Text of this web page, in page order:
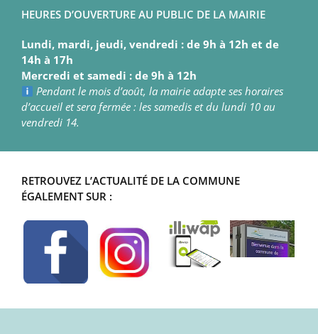
HEURES D’OUVERTURE AU PUBLIC DE LA MAIRIE
Lundi, mardi, jeudi, vendredi : de 9h à 12h et de
14h à 17h
Mercredi et samedi : de 9h à 12h
Pendant le mois d’août, la mairie adapte ses horaires
d’accueil et sera fermée : les samedis et du lundi 10 au
vendredi 14.
RETROUVEZ L’ACTUALITÉ DE LA COMMUNE
ÉGALEMENT SUR :